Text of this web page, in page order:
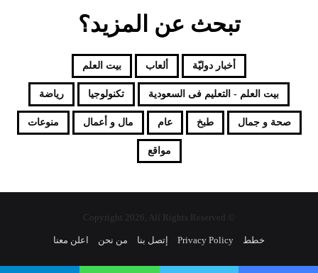
تبحث عن المزيد؟
أخبار دوليّة ألعاب بيت العلم
بيت العلم - التعليم فى السعودية تكنولوجيا رياضة
صحة و جمال طبخ عام مال و أعمال منوعات
مواقع
خطط Privacy Policy إتصل بنا من نحن اعلن معنا